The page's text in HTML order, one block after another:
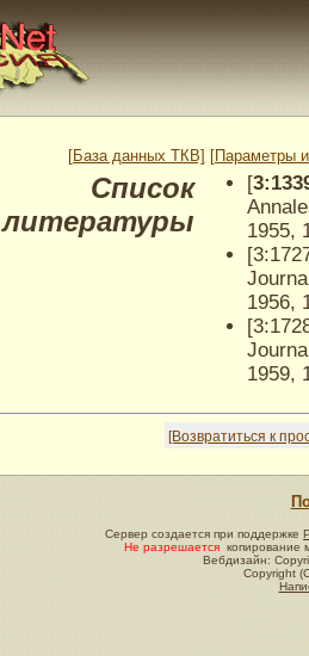
[База данных ТКВ] [Параметры
Список
литературы
[
1955,
1956,
1959,
[Возвратиться к
Сервер создается при поддержке
Не разрешается копирование
Вебдизайн:
Copyright